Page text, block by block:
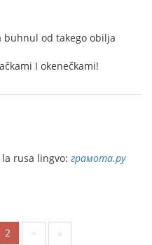
buhnul od takego obilja
I okenečkami!
rusa lingvo: грамота.ру
2 > »